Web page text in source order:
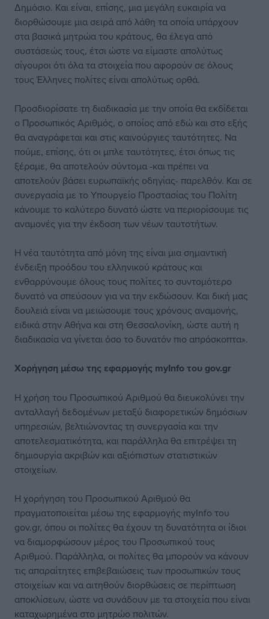
Δημόσιο. Και είναι, επίσης, μια μεγάλη ευκαιρία να
διορθώσουμε μια σειρά από λάθη τα οποία υπάρχουν
στα βασικά μητρώα του κράτους, θα έλεγα από
συστάσεώς τους, έτσι ώστε να είμαστε απολύτως
σίγουροι ότι όλα τα στοιχεία που αφορούν σε όλους
τους Έλληνες πολίτες είναι απολύτως ορθά.
Προσδιορίσατε τη διαδικασία με την οποία θα εκδίδεται
ο Προσωπικός Αριθμός, ο οποίος από εδώ και στο εξής
θα αναγράφεται και στις καινούργιες ταυτότητες. Να
πούμε, επίσης, ότι οι μπλε ταυτότητες, έτσι όπως τις
ξέραμε, θα αποτελούν σύντομα -και πρέπει να
αποτελούν βάσει ευρωπαϊκής οδηγίας- παρελθόν. Και σε
συνεργασία με το Υπουργείο Προστασίας του Πολίτη
κάνουμε το καλύτερο δυνατό ώστε να περιορίσουμε τις
αναμονές για την έκδοση των νέων ταυτοτήτων.
Η νέα ταυτότητα από μόνη της είναι μια σημαντική
ένδειξη προόδου του ελληνικού κράτους και
ενθαρρύνουμε όλους τους πολίτες το συντομότερο
δυνατό να σπεύσουν για να την εκδώσουν. Και δική μας
δουλειά είναι να μειώσουμε τους χρόνους αναμονής,
ειδικά στην Αθήνα και στη Θεσσαλονίκη, ώστε αυτή η
διαδικασία να γίνεται όσο το δυνατόν πιο απρόσκοπτα».
Χορήγηση μέσω της εφαρμογής myInfo του gov.gr
H χρήση του Προσωπικού Αριθμού θα διευκολύνει την
ανταλλαγή δεδομένων μεταξύ διαφορετικών δημόσιων
υπηρεσιών, βελτιώνοντας τη συνεργασία και την
αποτελεσματικότητα, και παράλληλα θα επιτρέψει τη
δημιουργία ακριβών και αξιόπιστων στατιστικών
στοιχείων.
Η χορήγηση του Προσωπικού Αριθμού θα
πραγματοποιείται μέσω της εφαρμογής myInfo του
gov.gr, όπου οι πολίτες θα έχουν τη δυνατότητα οι ίδιοι
να διαμορφώσουν μέρος του Προσωπικού τους
Αριθμού. Παράλληλα, οι πολίτες θα μπορούν να κάνουν
τις απαραίτητες επιβεβαιώσεις των προσωπικών τους
στοιχείων και να αιτηθούν διορθώσεις σε περίπτωση
αποκλίσεων, ώστε να συνάδουν με τα στοιχεία που είναι
καταχωρημένα στο μητρώο πολιτών.